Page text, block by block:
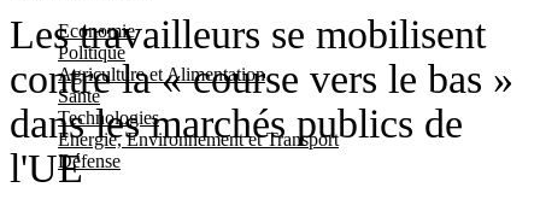
Economie
Politique
Agriculture et Alimentation
Santé
Technologies
Energie, Environnement et Transport
Défense
Les travailleurs se mobilisent
contre la « course vers le bas »
dans les marchés publics de
l'UE